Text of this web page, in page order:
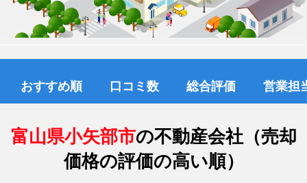
おすすめ順 口コミ数 総合評価 営業担
富山県小矢部市の不動産会社（売却
価格の評価の高い順）